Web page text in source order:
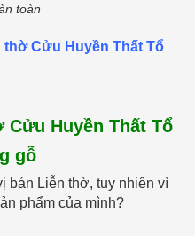
toàn
thờ Cửu Huyền Thất Tổ
Huyền Thất Tổ
gỗ
bán Liễn thờ, tuy nhiên vì
phẩm của mình?